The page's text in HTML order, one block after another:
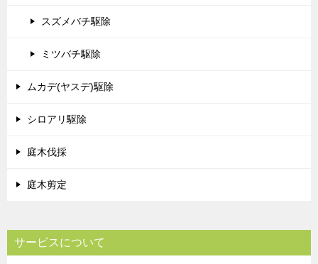
スズメバチ駆除
ミツバチ駆除
ムカデ(ヤスデ)駆除
シロアリ駆除
庭木伐採
庭木剪定
サービスについて